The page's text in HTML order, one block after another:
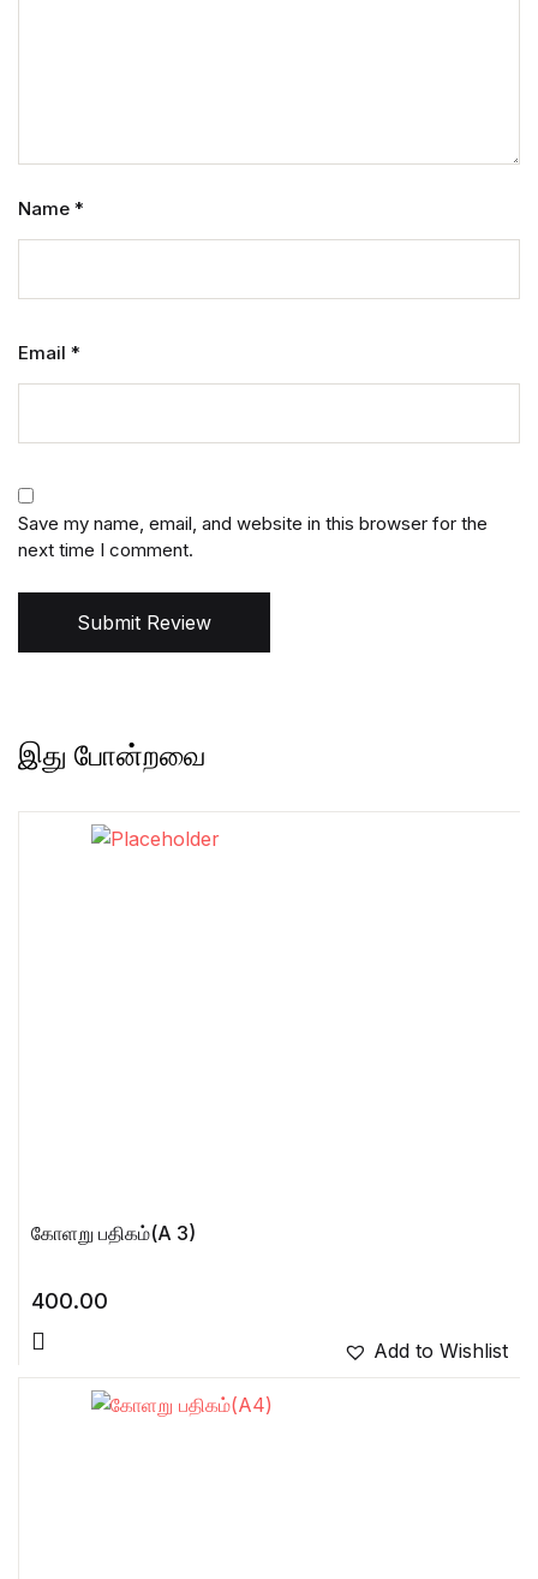
Name *
Email *
Save my name, email, and website in this browser for the
next time I comment.
Submit Review
இது போன்றவை
கோளறு பதிகம்(A 3)
400.00
Add to Wishlist